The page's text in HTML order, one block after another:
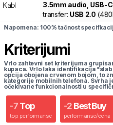
Kabl
3.5mm audio, USB-C
transfer: USB 2.0 (
Napomena: 100% tačnost
Kriterijumi
Vrlo zahtevni set kriterijuma
kupaca. Vrlo laka identifikacija
opcija obojena crvenom bojom, to
kategorije mobilnih telefona. Svrha
očekivane funkcionalnosti u
-7 Top
top performanse
-2 Best Buy
performanse/cena